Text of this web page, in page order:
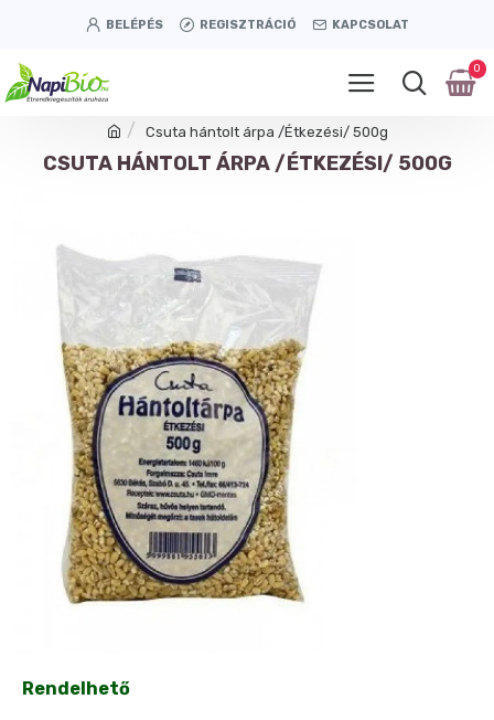
BELÉPÉS REGISZTRÁCIÓ KAPCSOLAT
0
Csuta hántolt árpa /Étkezési/ 500g
CSUTA HÁNTOLT ÁRPA /ÉTKEZÉSI/ 500G
Rendelhető